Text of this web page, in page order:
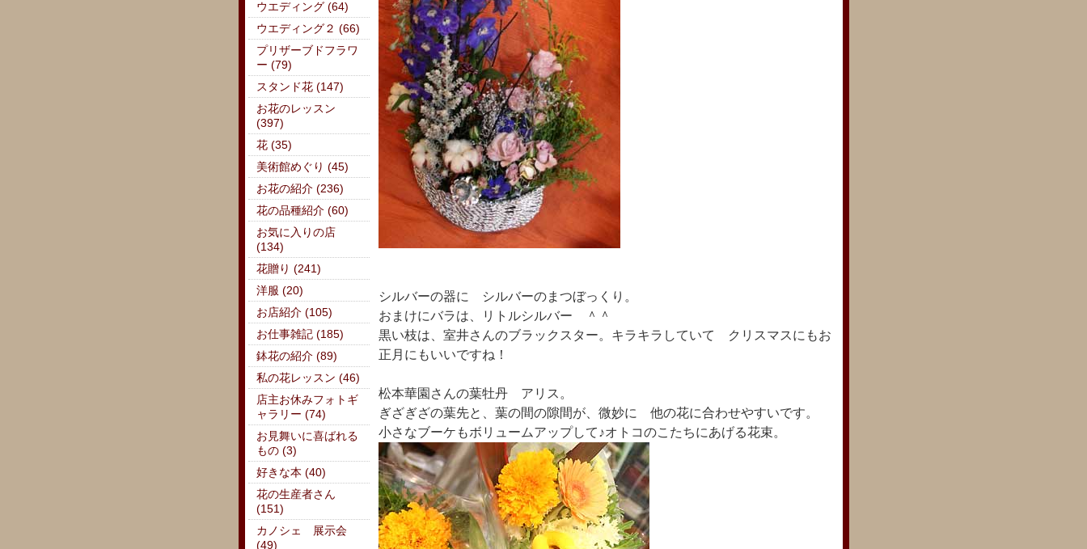
シルバーの器に シルバーのまつぼっくり。
おまけにバラは、リトルシルバー ＾＾
黒い枝は、室井さんのブラックスター。キラキラしていて クリスマスにもお
正月にもいいですね！
松本華園さんの葉牡丹 アリス。
ぎざぎざの葉先と、葉の間の隙間が、微妙に 他の花に合わせやすいです。
小さなブーケもボリュームアップして♪オトコのこたちにあげる花束。
ウエディング (64)
ウエディング２ (66)
プリザーブドフラワ
ー (79)
スタンド花 (147)
お花のレッスン
(397)
花 (35)
美術館めぐり (45)
お花の紹介 (236)
花の品種紹介 (60)
お気に入りの店
(134)
花贈り (241)
洋服 (20)
お店紹介 (105)
お仕事雑記 (185)
鉢花の紹介 (89)
私の花レッスン (46)
店主お休みフォトギ
ャラリー (74)
お見舞いに喜ばれる
もの (3)
好きな本 (40)
花の生産者さん
(151)
カノシェ 展示会
(49)